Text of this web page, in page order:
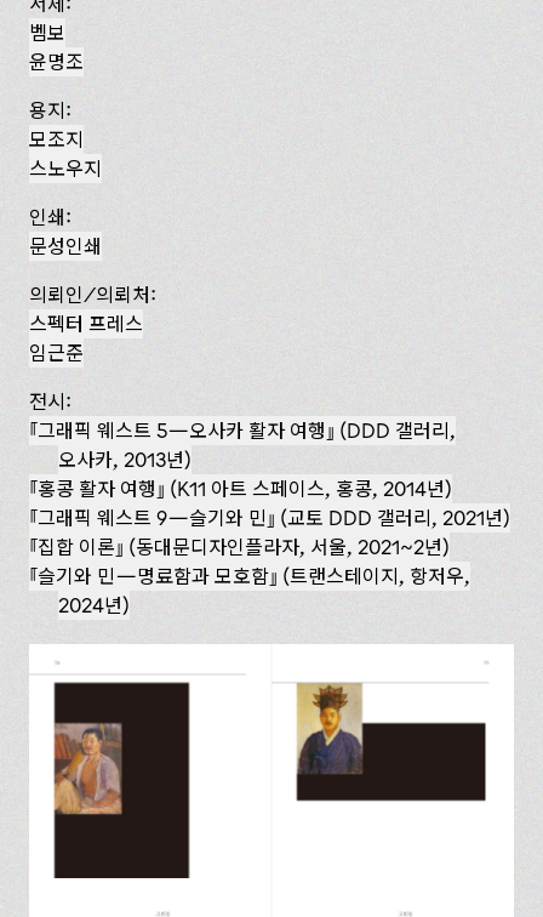
벰보
윤명조
용지:
모조지
스노우지
인쇄:
문성인쇄
의뢰인/의뢰처:
스펙터 프레스
임근준
전시:
『그래픽 웨스트 5—오사카 활자 여행』 (DDD 갤러리,
오사카, 2013년)
『홍콩 활자 여행』 (K11 아트 스페이스, 홍콩, 2014년)
『그래픽 웨스트 9—슬기와 민』 (교토 DDD 갤러리, 2021년)
집합 이론
(동대문디자인플라자, 서울, 2021~2년)
슬기와 민—명료함과 모호함 (트랜스테이지, 항저우,
2024년)